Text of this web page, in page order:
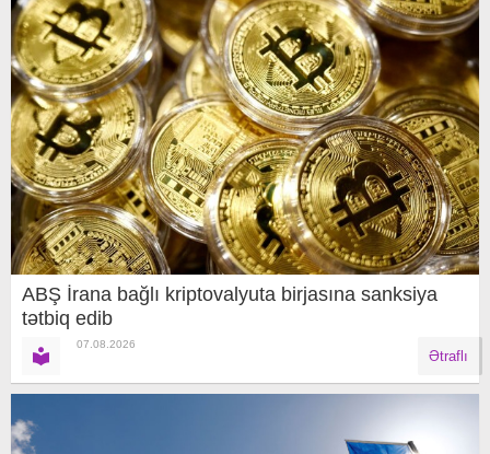
ABŞ İrana bağlı kriptovalyuta birjasına sanksiya
tətbiq edib
07.08.2026
Ətraflı